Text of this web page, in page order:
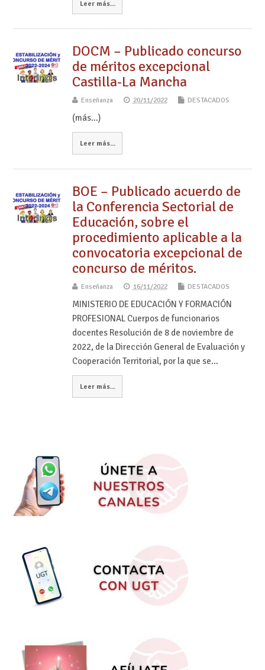
Leer más...
DOCM – Publicado concurso
de méritos excepcional
Castilla-La Mancha
Enseñanza 20/11/2022 DESTACADOS
(más…)
Leer más...
BOE – Publicado acuerdo de
la Conferencia Sectorial de
Educación, sobre el
procedimiento aplicable a la
convocatoria excepcional de
concurso de méritos.
Enseñanza 16/11/2022 DESTACADOS
MINISTERIO DE EDUCACIÓN Y FORMACIÓN
PROFESIONAL Cuerpos de funcionarios
docentes Resolución de 8 de noviembre de
2022, de la Dirección General de Evaluación y
Cooperación Territorial, por la que se…
Leer más...